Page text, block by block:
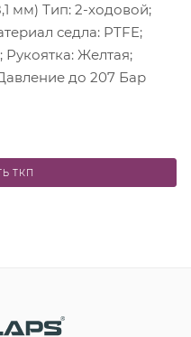
мм) Тип: 2-ходовой;
седла: PTFE;
Рукоятка: Желтая;
до 207 Бар
ТКП